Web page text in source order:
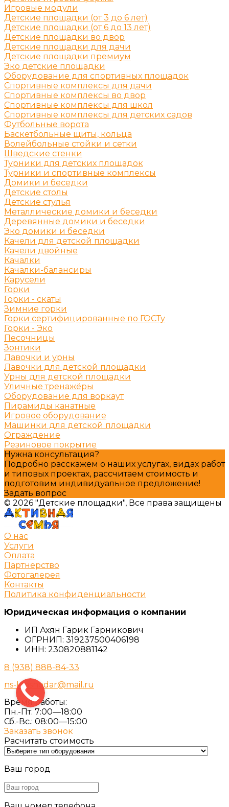
Игровые модули
Детские площадки (от 3 до 6 лет)
Детские площадки (от 6 до 13 лет)
Детские площадки во двор
Детские площадки для дачи
Детские площадки премиум
Эко детские площадки
Оборудование для спортивных площадок
Спортивные комплексы для дачи
Спортивные комплексы во двор
Спортивные комплексы для школ
Спортивные комплексы для детских садов
Футбольные ворота
Баскетбольные щиты, кольца
Волейбольные стойки и сетки
Шведские стенки
Турники для детских площадок
Турники и спортивные комплексы
Домики и беседки
Детские столы
Детские стулья
Металлические домики и беседки
Деревянные домики и беседки
Эко домики и беседки
Качели для детской площадки
Качели двойные
Качалки
Качалки-балансиры
Карусели
Горки
Горки - скаты
Зимние горки
Горки сертифицированные по ГОСТу
Горки - Эко
Песочницы
Зонтики
Лавочки и урны
Лавочки для детской площадки
Урны для детской площадки
Уличные тренажёры
Оборудование для воркаут
Пирамиды канатные
Игровое оборудование
Машинки для детской площадки
Ограждение
Резиновое покрытие
Нужна консультация?
Подробно расскажем о наших услугах, видах работ
и типовых проектах, рассчитаем стоимость и
подготовим индивидуальное предложение!
Задать вопрос
© 2026 "Детские площадки", Все права защищены
О нас
Услуги
Оплата
Партнерство
Фотогалерея
Контакты
Политика конфиденциальности
Юридическая информация о компании
ИП Ахян Гарик Гарникович
ОГРНИП: 319237500406198
ИНН: 230820881142
8 (938) 888-84-33
ns-krasnodar@mail.ru
Время работы:
Пн.-Пт. 7:00—18:00
Сб.-Вс.: 08:00—15:00
Заказать звонок
Расчитать стоимость
Ваш город